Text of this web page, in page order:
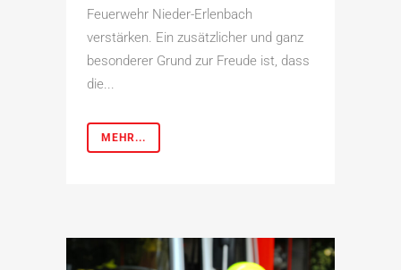
Feuerwehr Nieder-Erlenbach
verstärken. Ein zusätzlicher und ganz
besonderer Grund zur Freude ist, dass
die...
MEHR...